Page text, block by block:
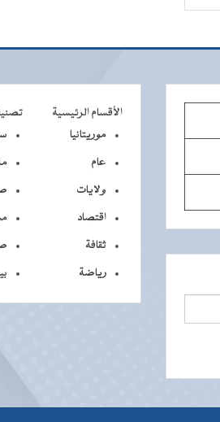
الأقسام الرئيسية
موريتانيا
عام
ولايات
اقتصاد
ثقافة
رياضة